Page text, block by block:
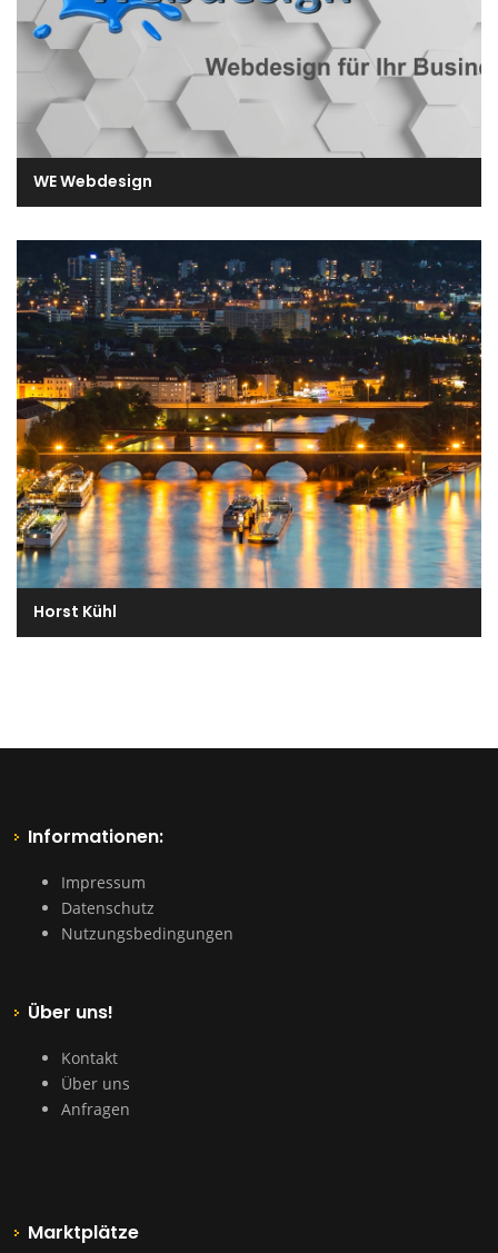
WE Webdesign
Horst Kühl
Informationen:
Impressum
Datenschutz
Nutzungsbedingungen
Über uns!
Kontakt
Über uns
Anfragen
Marktplätze